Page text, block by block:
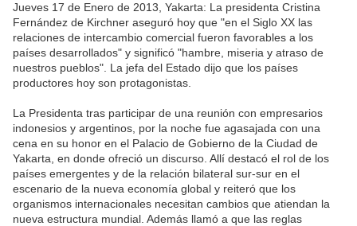
Jueves 17 de Enero de 2013, Yakarta: La presidenta Cristina
Fernández de Kirchner aseguró hoy que "en el Siglo XX las
relaciones de intercambio comercial fueron favorables a los
países desarrollados" y significó "hambre, miseria y atraso de
nuestros pueblos". La jefa del Estado dijo que los países
productores hoy son protagonistas.
La Presidenta tras participar de una reunión con empresarios
indonesios y argentinos, por la noche fue agasajada con una
cena en su honor en el Palacio de Gobierno de la Ciudad de
Yakarta, en donde ofreció un discurso. Allí destacó el rol de los
países emergentes y de la relación bilateral sur-sur en el
escenario de la nueva economía global y reiteró que los
organismos internacionales necesitan cambios que atiendan la
nueva estructura mundial. Además llamó a que las reglas